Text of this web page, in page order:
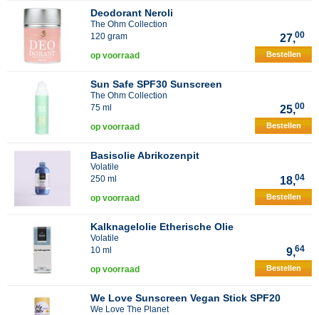
Deodorant Neroli
The Ohm Collection
120 gram
27,00
op voorraad Bestellen
Sun Safe SPF30 Sunscreen
The Ohm Collection
75 ml
25,00
op voorraad Bestellen
Basisolie Abrikozenpit
Volatile
250 ml
18,04
op voorraad Bestellen
Kalknagelolie Etherische Olie
Volatile
10 ml
9,64
op voorraad Bestellen
We Love Sunscreen Vegan Stick SPF20
We Love The Planet